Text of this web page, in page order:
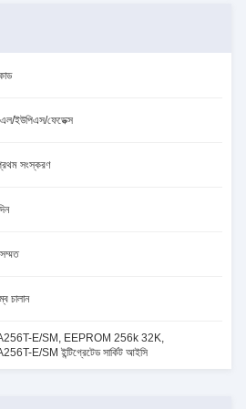
ইউপিএস/ফেডেক্স
সংস্করণ
চালান
E/SM , EEPROM 256k 32K,
E/SM ইন্টিগ্রেটেড সার্কিট আইসি